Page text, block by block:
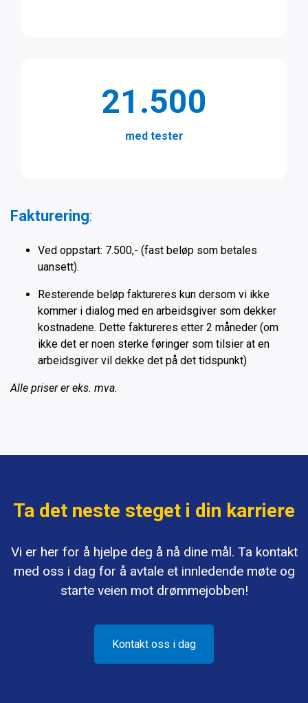
21.500
med tester
Fakturering:
Ved oppstart: 7.500,- (fast beløp som betales
uansett).
Resterende beløp faktureres kun dersom vi ikke
kommer i dialog med en arbeidsgiver som dekker
kostnadene. Dette faktureres etter 2 måneder (om
ikke det er noen sterke føringer som tilsier at en
arbeidsgiver vil dekke det på det tidspunkt)
Alle priser er eks. mva.
Ta det neste steget i din karriere
Vi er her for å hjelpe deg å nå dine mål. Ta kontakt
med oss i dag for å avtale et innledende møte og
starte veien mot drømmejobben!
Kontakt oss i dag